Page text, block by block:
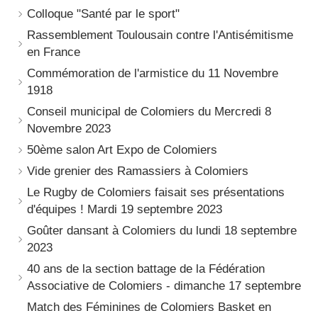
Colloque "Santé par le sport"
Rassemblement Toulousain contre l'Antisémitisme
en France
Commémoration de l'armistice du 11 Novembre
1918
Conseil municipal de Colomiers du Mercredi 8
Novembre 2023
50ème salon Art Expo de Colomiers
Vide grenier des Ramassiers à Colomiers
Le Rugby de Colomiers faisait ses présentations
d'équipes ! Mardi 19 septembre 2023
Goûter dansant à Colomiers du lundi 18 septembre
2023
40 ans de la section battage de la Fédération
Associative de Colomiers - dimanche 17 septembre
Match des Féminines de Colomiers Basket en